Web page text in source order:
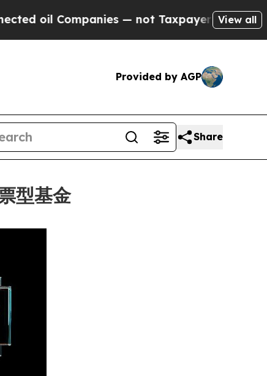
— not Taxpayers — the Chance to
View all
Provided by AGP
Share
型基金